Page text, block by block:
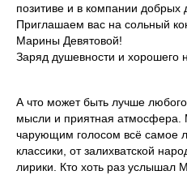
позитиве и в компании добрых
Приглашаем вас на сольный
Марины Девятовой!
Заряд душевности и хорошего
А что может быть лучше
мысли и приятная атмосфера.
чарующим голосом всё самое
классики, от залихватской
лирики. Кто хоть раз услышал